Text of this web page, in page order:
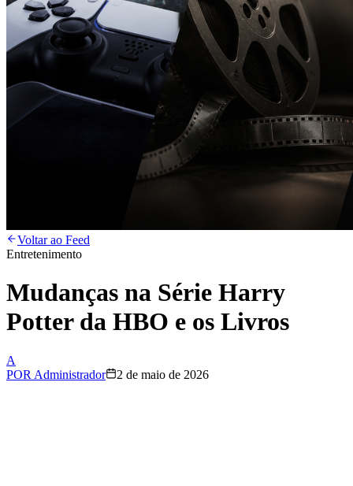
Voltar ao Feed
Entretenimento
Mudanças na Série Harry
Potter da HBO e os Livros
A
POR Administrador 2 de maio de 2026